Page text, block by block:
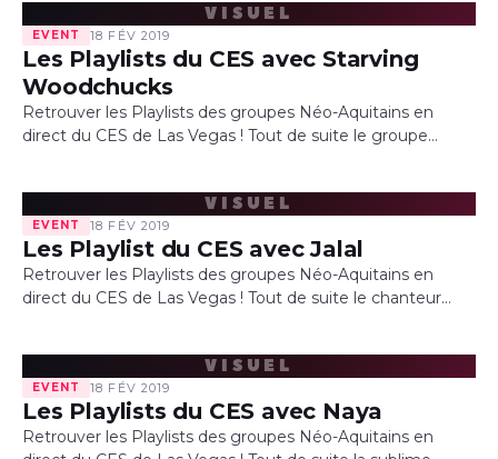
VISUEL
EVENT 18 FÉV 2019
Les Playlists du CES avec Starving
Woodchucks
Retrouver les Playlists des groupes Néo-Aquitains en
direct du CES de Las Vegas ! Tout de suite le groupe
VISUEL
EVENT 18 FÉV 2019
Les Playlist du CES avec Jalal
Retrouver les Playlists des groupes Néo-Aquitains en
direct du CES de Las Vegas ! Tout de suite le chanteur
VISUEL
EVENT 18 FÉV 2019
Les Playlists du CES avec Naya
Retrouver les Playlists des groupes Néo-Aquitains en